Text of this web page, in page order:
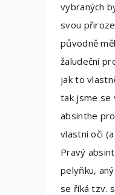
vybraných
svou
původně
žaludeční
jak to
tak jsme se
absinthe
vlastní oči
Pravý
pelyňku,
se říká tzv.